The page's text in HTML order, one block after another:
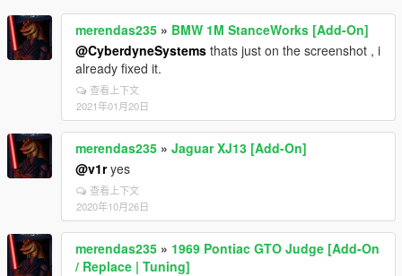
merendas235 » BMW 1M StanceWorks [Add-On]
@CyberdyneSystems thats just on the screenshot , i
already fixed it.
查看上下文
2021年01月20日
merendas235 » Jaguar XJ13 [Add-On]
@v1ryes
查看上下文
2020年10月26日
merendas235 » 1969 Pontiac GTO Judge [Add-On
/ Replace | Tuning]